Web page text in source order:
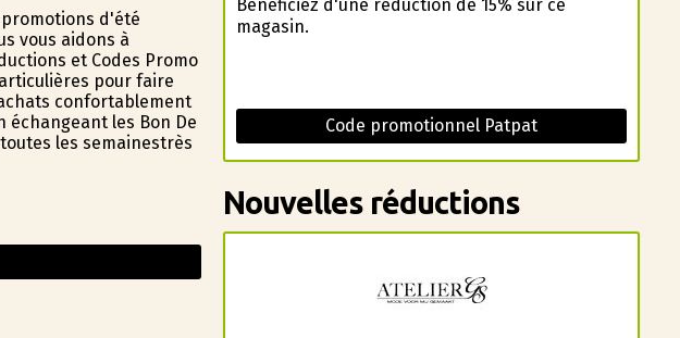
d'été
vous aidons à
et Codes Promo
pour faire
confortablement
échangeant les Bon De
les semainestrès
Bénéficiez d'une réduction de 15% sur ce
magasin.
Code promotionnel Patpat
Nouvelles réductions